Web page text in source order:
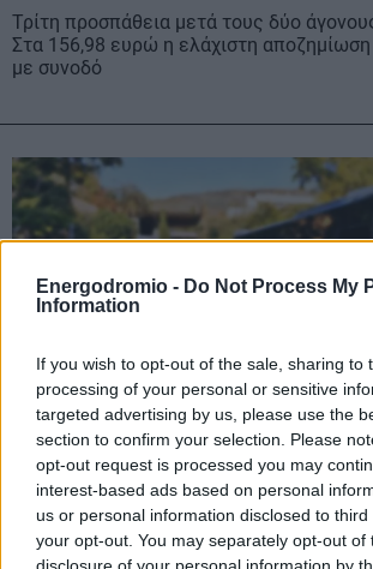
Energodromio - Do Not Process My
Information
If you wish to opt-out of the sale, sharing to
processing of your personal or sensitive
targeted advertising by us, please use the
section to confirm your selection. Please
opt-out request is processed you may
interest-based ads based on personal
us or personal information disclosed to
your opt-out. You may separately opt-out of
disclosure of your personal information by
Τρίτη προσπάθεια μετά τους δύο
Στα 156,98 ευρώ η ελάχιστη αποζημίωση
με συνοδό
Τρέχουν να προλάβουν τους
εκτέλεσης των δρομολογίων οι